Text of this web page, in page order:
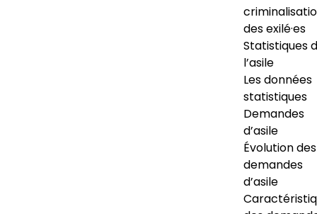
des exilé·es
Statistiques
l’asile
Les données
statistiques
Demandes
d’asile
Évolution des
demandes
d’asile